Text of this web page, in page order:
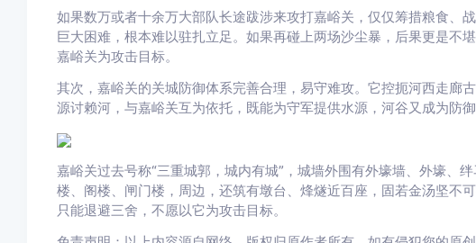
如果数万或者十余万大部队长途跋涉来攻打嘉峪关，仅仅筹措粮食、
巨大困难，根本难以驻扎立足。如果再碰上两场沙尘暴，后果更是不
嘉峪关为攻击目标。
其次，嘉峪关的关城防御体系完善合理，易守难攻。它控扼河西走廊
源讨赖河，与嘉峪关互为依托，既能为守军提供水源，河谷又成为防御
嘉峪关过去号称“三重城郭，城内有城”，城墙外围有外壕墙、外壕、
楼、阁楼、闸门楼，周边，还筑有墩台、烽燧近百座，固若金汤坚不
只能退避三舍，不愿以它为攻击目标。